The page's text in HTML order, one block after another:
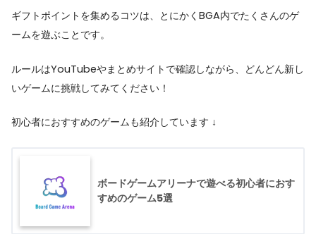
ギフトポイントを集めるコツは、とにかくBGA内でたくさんのゲ
ームを遊ぶことです。
ルールはYouTubeやまとめサイトで確認しながら、どんどん新し
いゲームに挑戦してみてください！
初心者におすすめのゲームも紹介しています ↓
ボードゲームアリーナで遊べる初心者におす
すめのゲーム5選